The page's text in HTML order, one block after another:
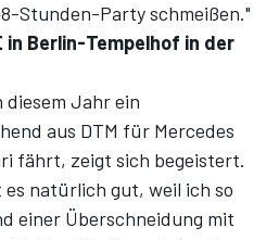
Stunden-Party schmeißen."
in Berlin-Tempelhof in der
diesem Jahr ein
aus DTM für Mercedes
fährt, zeigt sich begeistert.
natürlich gut, weil ich so
einer Überschneidung mit